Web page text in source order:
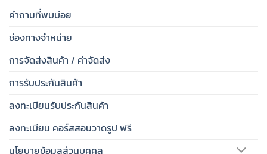
คำถามที่พบบ่อย
ช่องทางจำหน่าย
การจัดส่งสินค้า / ค่าจัดส่ง
การรับประกันสินค้า
ลงทะเบียนรับประกันสินค้า
ลงทะเบียน คอร์สสอนวาดรูป ฟรี
นโยบายข้อมูลส่วนบุคคล